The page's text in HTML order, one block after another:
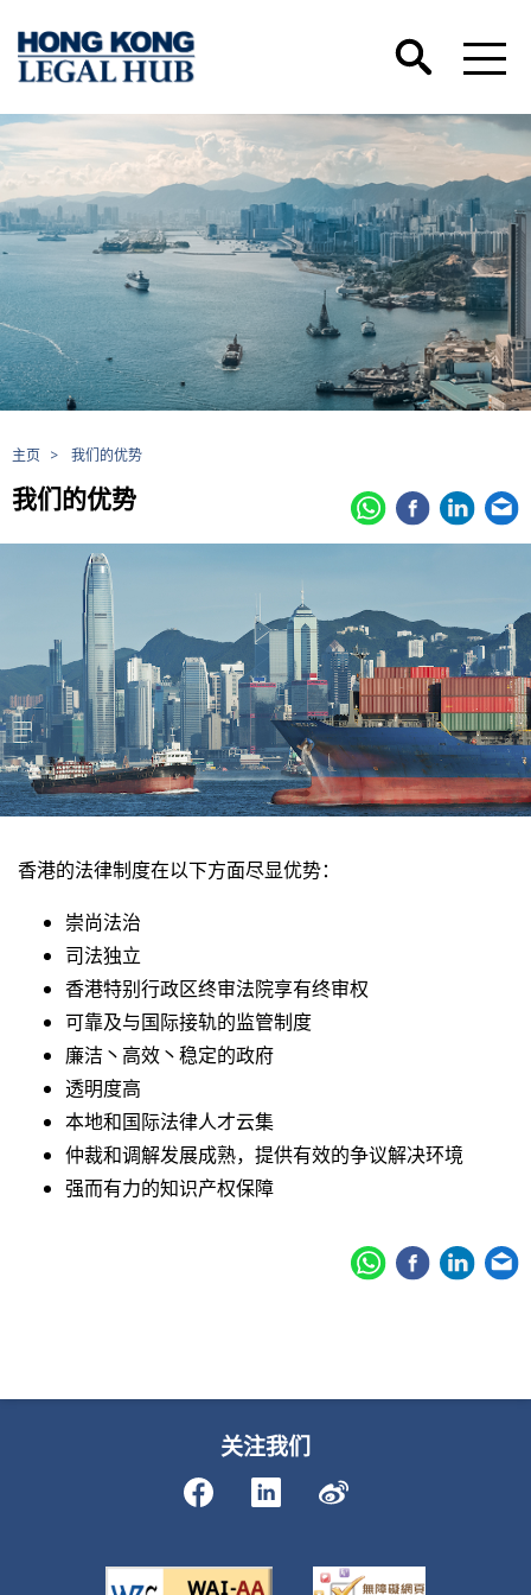
主页 > 我们的优势
我们的优势
香港的法律制度在以下方面尽显优势：
崇尚法治
司法独立
香港特别行政区终审法院享有终审权
可靠及与国际接轨的监管制度
廉洁丶高效丶稳定的政府
透明度高
本地和国际法律人才云集
仲裁和调解发展成熟，提供有效的争议解决环境
强而有力的知识产权保障
关注我们